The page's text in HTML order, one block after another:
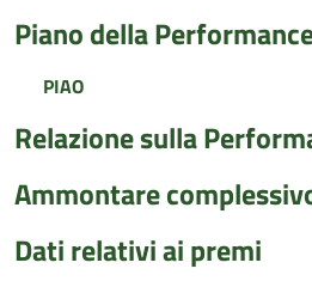
Piano della
PIAO
Relazione sulla
Ammontare
Dati relativi ai premi